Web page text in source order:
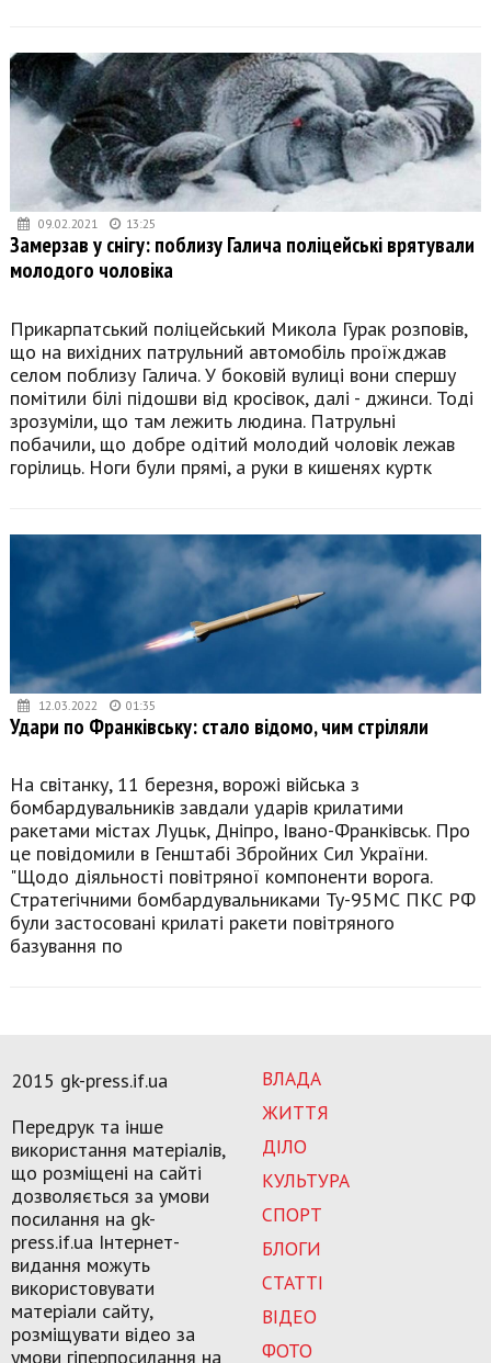
09.02.2021 13:25
Замерзав у снігу: поблизу Галича поліцейські врятували
молодого чоловіка
Прикарпатський поліцейський Микола Гурак розповів,
що на вихідних патрульний автомобіль проїжджав
селом поблизу Галича. У боковій вулиці вони спершу
помітили білі підошви від кросівок, далі - джинси. Тоді
зрозуміли, що там лежить людина. Патрульні
побачили, що добре одітий молодий чоловік лежав
горілиць. Ноги були прямі, а руки в кишенях куртк
12.03.2022 01:35
Удари по Франківську: стало відомо, чим стріляли
На світанку, 11 березня, ворожі війська з
бомбардувальників завдали ударів крилатими
ракетами містах Луцьк, Дніпро, Івано-Франківськ. Про
це повідомили в Генштабі Збройних Сил України.
"Щодо діяльності повітряної компоненти ворога.
Стратегічними бомбардувальниками Ту-95МС ПКС РФ
були застосовані крилаті ракети повітряного
базування по
ВЛАДА
ЖИТТЯ
ДІЛО
КУЛЬТУРА
СПОРТ
БЛОГИ
СТАТТІ
ВІДЕО
ФОТО
2015 gk-press.if.ua
Передрук та інше
використання матеріалів,
що розміщені на сайті
дозволяється за умови
посилання на gk-
press.if.ua Інтернет-
видання можуть
використовувати
матеріали сайту,
розміщувати відео за
умови гіперпосилання на